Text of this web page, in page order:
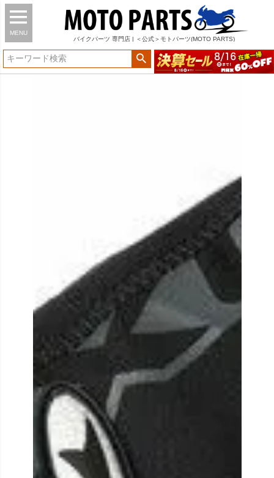
MENU
バイク パーツ 専門店 | ＜公式＞モトパーツ(MOTO PARTS)